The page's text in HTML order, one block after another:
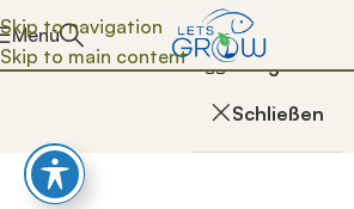
Skip to navigation
Skip to main content
Menü HydroGarden
Kategorien
Schließen